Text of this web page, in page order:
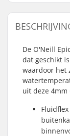
De O'Neill
dat geschikt
waardoor het
uit deze